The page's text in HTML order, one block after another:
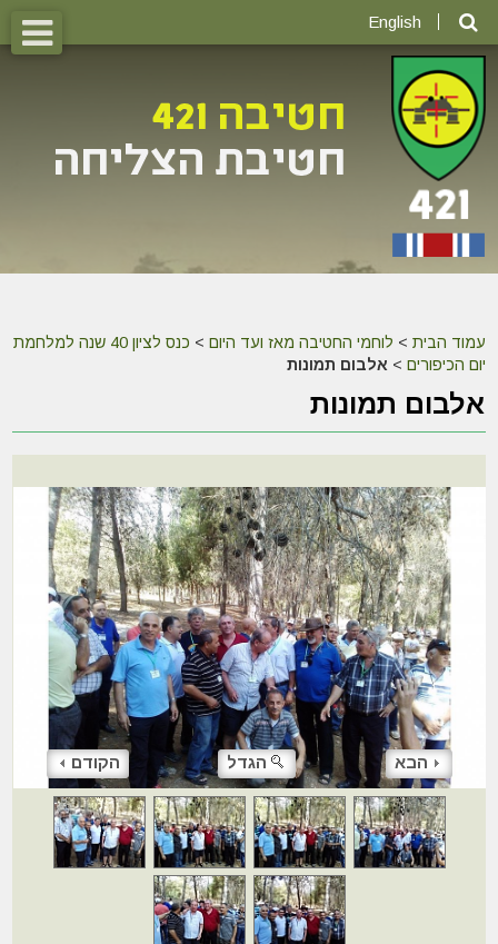
English
עמוד הבית > לוחמי החטיבה מאז ועד היום >
כנס לציון 40 שנה למלחמת
יום הכיפורים > אלבום תמונות
אלבום תמונות
הקודם הגדל הבא